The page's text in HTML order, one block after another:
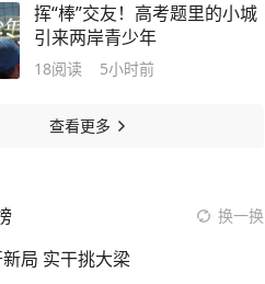
挥“棒”交友！高考题里的小城
引来两岸青少年
18阅读 5小时前
查看更多
换一换
局 实干挑大梁